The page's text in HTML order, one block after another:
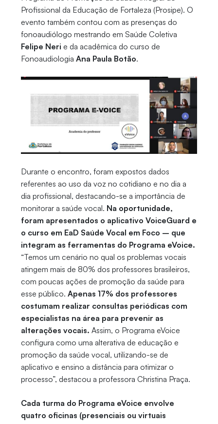
Profissional da Educação de Fortaleza (Prosipe). O
evento também contou com as presenças do
fonoaudiólogo mestrando em Saúde Coletiva
Felipe Neri e da acadêmica do curso de
Fonoaudiologia Ana Paula Botão.
Durante o encontro, foram expostos dados
referentes ao uso da voz no cotidiano e no dia a
dia profissional, destacando-se a importância de
monitorar a saúde vocal. Na oportunidade,
foram apresentados o aplicativo VoiceGuard e
o curso em EaD Saúde Vocal em Foco – que
integram as ferramentas do Programa eVoice.
“Temos um cenário no qual os problemas vocais
atingem mais de 80% dos professores brasileiros,
com poucas ações de promoção da saúde para
esse público. Apenas 17% dos professores
costumam realizar consultas periódicas com
especialistas na área para prevenir as
alterações vocais. Assim, o Programa eVoice
configura como uma alterativa de educação e
promoção da saúde vocal, utilizando-se de
aplicativo e ensino a distância para otimizar o
processo”, destacou a professora Christina Praça.
Cada turma do Programa eVoice envolve
quatro oficinas (presenciais ou virtuais